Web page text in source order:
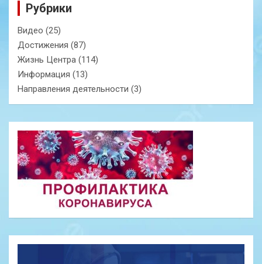
Рубрики
Видео (25)
Достижения (87)
Жизнь Центра (114)
Информация (13)
Направления деятельности (3)